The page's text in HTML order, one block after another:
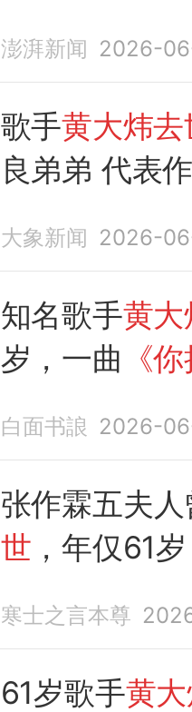
澎湃新闻 2026-
歌手黄大炜去
良弟弟 代表作
大象新闻 2026-
知名歌手黄
岁，一曲 《
白面书誏 2026-
张作霖五夫
世 ，年仅61岁
寒士之言本尊
61岁歌手黄